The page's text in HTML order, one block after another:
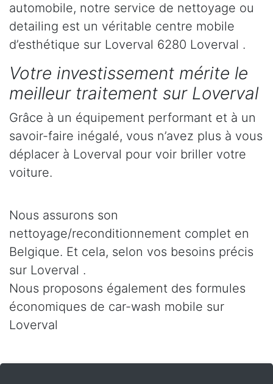
automobile, notre service de nettoyage ou
detailing est un véritable centre mobile
d’esthétique sur Loverval 6280 Loverval .
Votre investissement mérite le
meilleur traitement sur Loverval
Grâce à un équipement performant et à un
savoir-faire inégalé, vous n’avez plus à vous
déplacer à Loverval pour voir briller votre
voiture.
Nous assurons son
nettoyage/reconditionnement complet en
Belgique. Et cela, selon vos besoins précis
sur Loverval .
Nous proposons également des formules
économiques de car-wash mobile sur
Loverval